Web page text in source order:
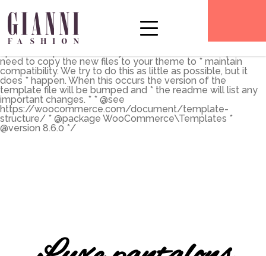
the main shop page which is a post type archive * * This
template can be overridden by copying it to
yourtheme/woocommerce/archive-product.php. * *
HOWEVER, on occasion WooCommerce will need to
need to copy the new files to your theme to * maintain
compatibility. We try to do this as little as possible, but it
does * happen. When this occurs the version of the
template file will be bumped and * the readme will list any
important changes. * * @see
https://woocommerce.com/document/template-
structure/ * @package WooCommerce\Templates *
@version 8.6.0 */